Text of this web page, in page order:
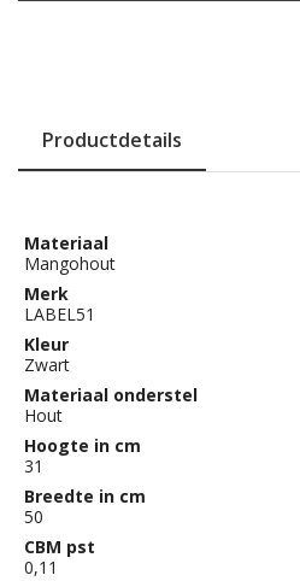
Productdetails
Materiaal
Mangohout
Merk
LABEL51
Kleur
Zwart
Materiaal onderstel
Hout
Hoogte in cm
31
Breedte in cm
50
CBM pst
0,11